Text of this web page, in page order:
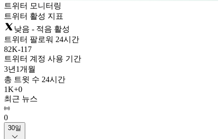
트위터 모니터링
트위터 활성 지표
낮음 - 적음 활성
트위터 팔로워 24시간
82K-117
트위터 계정 사용 기간
3년 1개월
총 트윗 수 24시간
1K+0
최근 뉴스
0
30일